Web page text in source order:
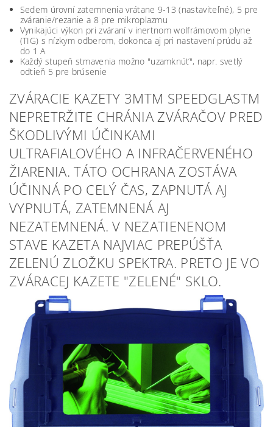
Sedem úrovní zatemnenia vrátane 9-13 (nastaviteľné), 5 pre
zváranie/rezanie a 8 pre mikroplazmu
Vynikajúci výkon pri zváraní v inertnom wolfrámovom plyne
(TIG) s nízkym odberom, dokonca aj pri nastavení prúdu až
do 1 A
Každý stupeň stmavenia možno "uzamknúť", napr. svetlý
odtieň 5 pre brúsenie
ZVÁRACIE KAZETY 3MTM SPEEDGLASTM
NEPRETRŽITE CHRÁNIA ZVÁRAČOV PRED
ŠKODLIVÝMI ÚČINKAMI
ULTRAFIALOVÉHO A INFRAČERVENÉHO
ŽIARENIA. TÁTO OCHRANA ZOSTÁVA
ÚČINNÁ PO CELÝ ČAS, ZAPNUTÁ AJ
VYPNUTÁ, ZATEMNENÁ AJ
NEZATEMNENÁ. V NEZATIENENOM
STAVE KAZETA NAJVIAC PREPÚŠŤA
ZELENÚ ZLOŽKU SPEKTRA. PRETO JE VO
ZVÁRACEJ KAZETE "ZELENÉ" SKLO.